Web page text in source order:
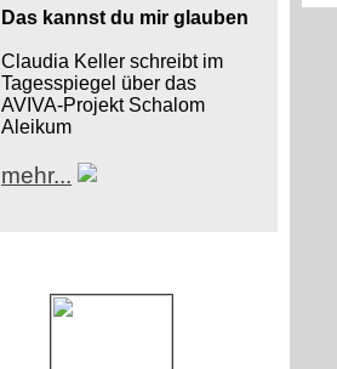
Das kannst du mir glauben
Claudia Keller schreibt im
Tagesspiegel über das
AVIVA-Projekt Schalom
Aleikum
mehr...